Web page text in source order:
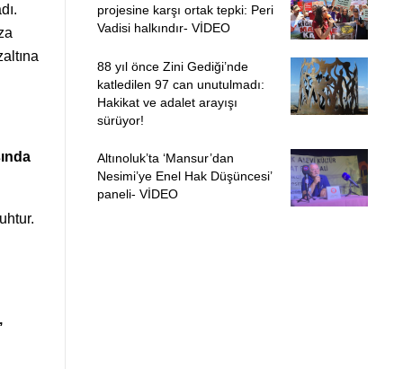
projesine karşı ortak tepki: Peri
Vadisi halkındır- VİDEO
88 yıl önce Zini Gediği’nde
katledilen 97 can unutulmadı:
Hakikat ve adalet arayışı
sürüyor!
Altınoluk’ta ‘Mansur’dan
Nesimi’ye Enel Hak Düşüncesi’
paneli- VİDEO